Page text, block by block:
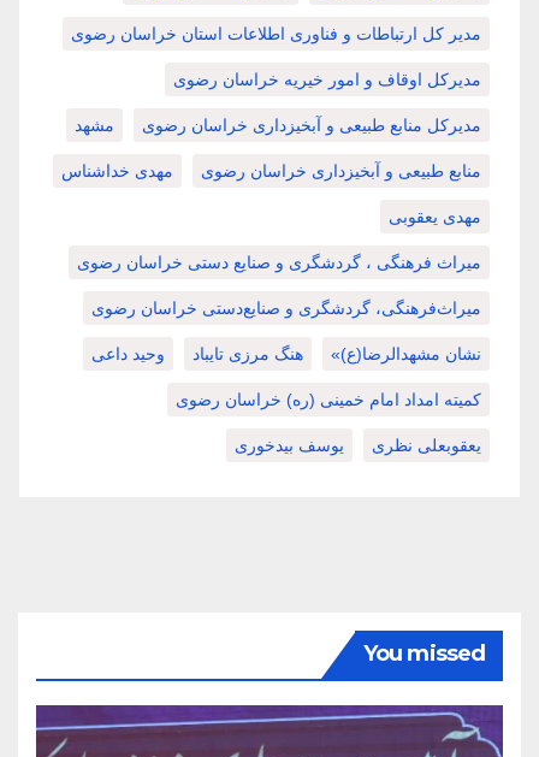
مدیر کل ارتباطات و فناوری اطلاعات استان خراسان رضوی
مدیرکل اوقاف و امور خیریه خراسان رضوی
مدیرکل منابع طبیعی و آبخیزداری خراسان رضوی مشهد
منابع طبیعی و آبخیزداری خراسان رضوی مهدی خداشناس
مهدی یعقوبی
میراث فرهنگی ، گردشگری و صنایع دستی خراسان رضوی
میراث‌فرهنگی، گردشگری و صنایع‌دستی خراسان رضوی
نشان مشهدالرضا(ع)» هنگ مرزی تایباد وحید داعی
کمیته امداد امام خمینی (ره) خراسان رضوی
یعقوبعلی نظری یوسف بیدخوری
You missed